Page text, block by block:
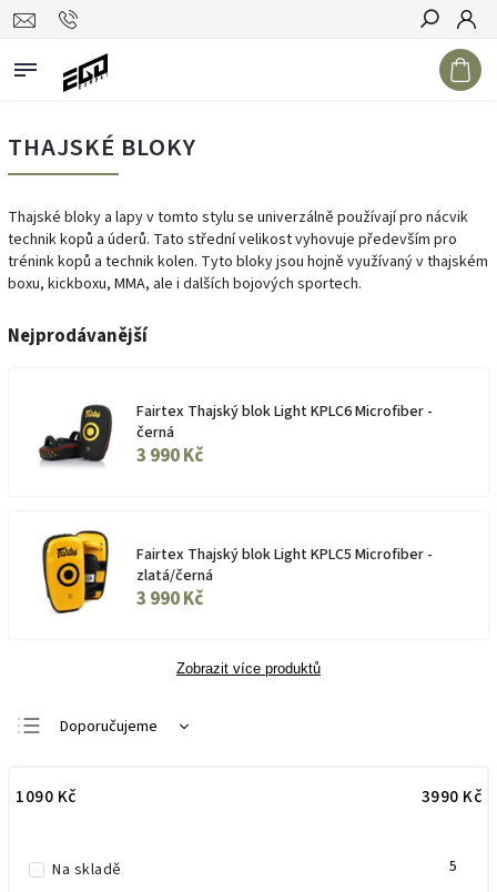
Hledat
THAJSKÉ BLOKY
Thajské bloky a lapy v tomto stylu se univerzálně používají pro nácvik
technik kopů a úderů. Tato střední velikost vyhovuje především pro
trénink kopů a technik kolen. Tyto bloky jsou hojně využívaný v thajském
boxu, kickboxu, MMA, ale i dalších bojových sportech.
Nejprodávanější
Fairtex Thajský blok Light KPLC6 Microfiber -
černá
3 990 Kč
Fairtex Thajský blok Light KPLC5 Microfiber -
zlatá/černá
3 990 Kč
Zobrazit více produktů
Doporučujeme
Nejdražší
Abecedně
1090 Kč 3990 Kč
Na skladě 5